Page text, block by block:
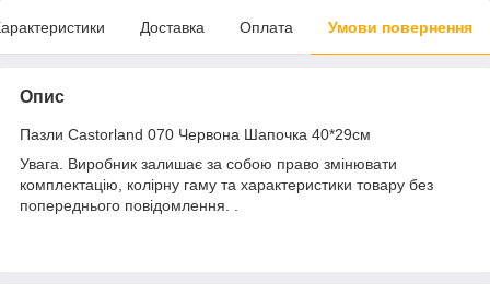
Доставка Оплата Умови повернення
Опис
Пазли Castorland 070 Червона Шапочка 40*29см
Увага. Виробник залишає за собою право змінювати
комплектацію, колірну гаму та характеристики товару без
попереднього повідомлення. .